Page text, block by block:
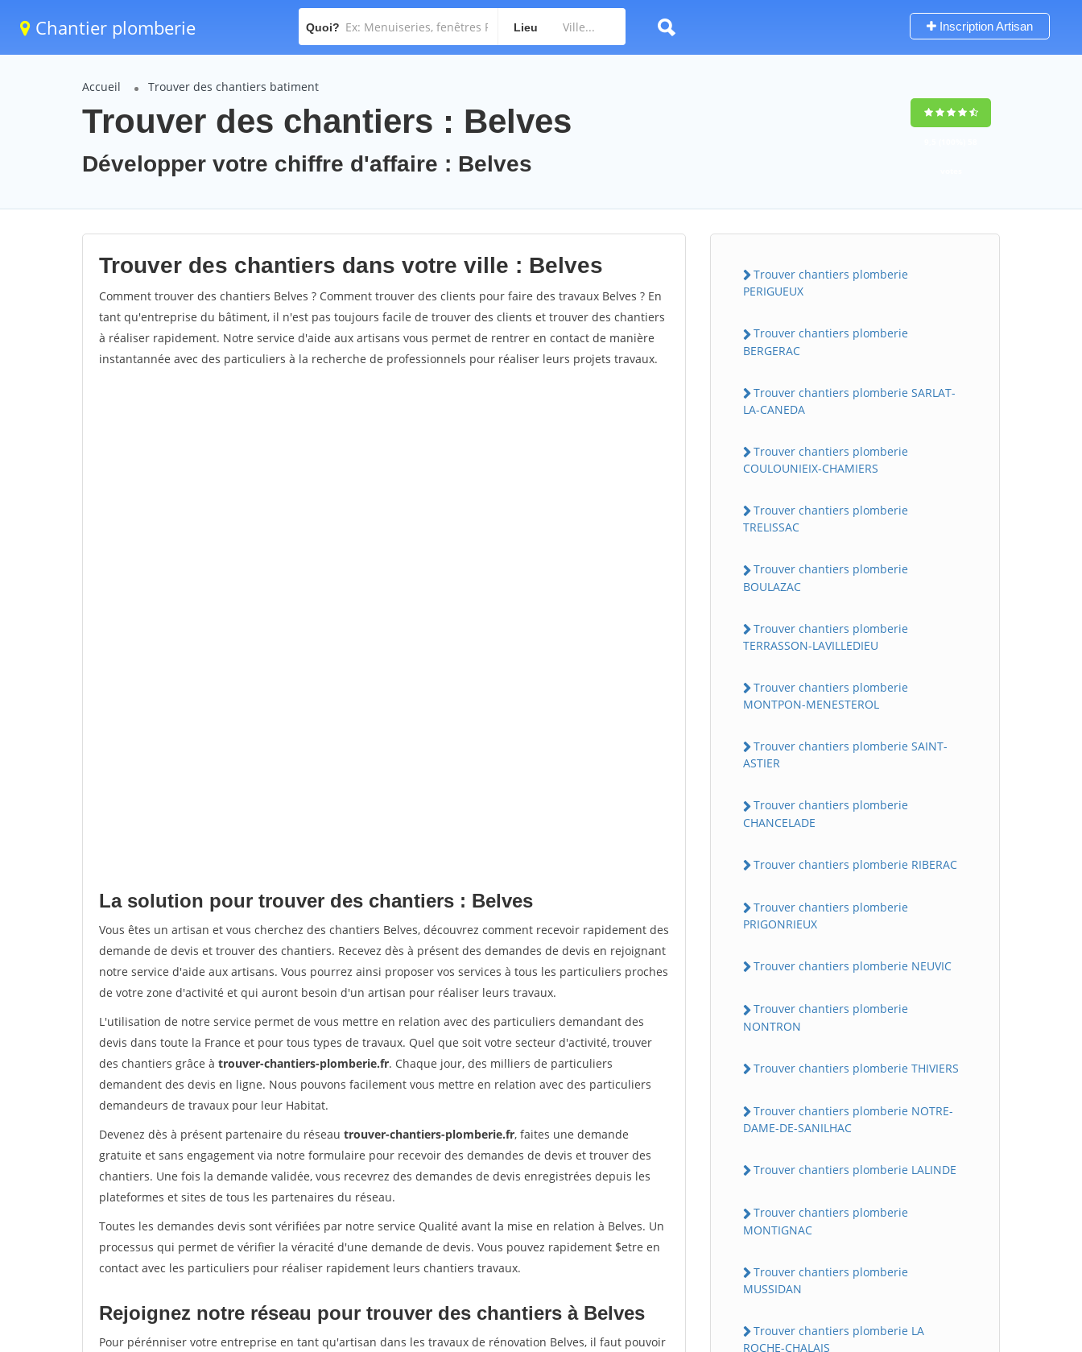
Chantier plomberie Quoi? Lieu Inscription Artisan
Accueil Trouver des chantiers batiment
Trouver des chantiers : Belves
Développer votre chiffre d'affaire : Belves
Trouver des chantiers dans votre ville : Belves
Comment trouver des chantiers Belves ? Comment trouver des clients pour faire des travaux Belves ? En
tant qu'entreprise du bâtiment, il n'est pas toujours facile de trouver des clients et trouver des chantiers
à réaliser rapidement. Notre service d'aide aux artisans vous permet de rentrer en contact de manière
instantannée avec des particuliers à la recherche de professionnels pour réaliser leurs projets travaux.
La solution pour trouver des chantiers : Belves
Vous êtes un artisan et vous cherchez des chantiers Belves, découvrez comment recevoir rapidement des
demande de devis et trouver des chantiers. Recevez dès à présent des demandes de devis en rejoignant
notre service d'aide aux artisans. Vous pourrez ainsi proposer vos services à tous les particuliers proches
de votre zone d'activité et qui auront besoin d'un artisan pour réaliser leurs travaux.
L'utilisation de notre service permet de vous mettre en relation avec des particuliers demandant des
devis dans toute la France et pour tous types de travaux. Quel que soit votre secteur d'activité, trouver
des chantiers grâce à trouver-chantiers-plomberie.fr. Chaque jour, des milliers de particuliers
demandent des devis en ligne. Nous pouvons facilement vous mettre en relation avec des particuliers
demandeurs de travaux pour leur Habitat.
Devenez dès à présent partenaire du réseau trouver-chantiers-plomberie.fr, faites une demande
gratuite et sans engagement via notre formulaire pour recevoir des demandes de devis et trouver des
chantiers. Une fois la demande validée, vous recevrez des demandes de devis enregistrées depuis les
plateformes et sites de tous les partenaires du réseau.
Toutes les demandes devis sont vérifiées par notre service Qualité avant la mise en relation à Belves. Un
processus qui permet de vérifier la véracité d'une demande de devis. Vous pouvez rapidement $etre en
contact avec les particuliers pour réaliser rapidement leurs chantiers travaux.
Rejoignez notre réseau pour trouver des chantiers à Belves
Pour pérénniser votre entreprise en tant qu'artisan dans les travaux de rénovation Belves, il faut pouvoir
Trouver chantiers plomberie
PERIGUEUX
Trouver chantiers plomberie
BERGERAC
Trouver chantiers plomberie SARLAT-
LA-CANEDA
Trouver chantiers plomberie
COULOUNIEIX-CHAMIERS
Trouver chantiers plomberie
TRELISSAC
Trouver chantiers plomberie
BOULAZAC
Trouver chantiers plomberie
TERRASSON-LAVILLEDIEU
Trouver chantiers plomberie
MONTPON-MENESTEROL
Trouver chantiers plomberie SAINT-
ASTIER
Trouver chantiers plomberie
CHANCELADE
Trouver chantiers plomberie RIBERAC
Trouver chantiers plomberie
PRIGONRIEUX
Trouver chantiers plomberie NEUVIC
Trouver chantiers plomberie
NONTRON
Trouver chantiers plomberie THIVIERS
Trouver chantiers plomberie NOTRE-
DAME-DE-SANILHAC
Trouver chantiers plomberie LALINDE
Trouver chantiers plomberie
MONTIGNAC
Trouver chantiers plomberie
MUSSIDAN
Trouver chantiers plomberie LA
ROCHE-CHALAIS